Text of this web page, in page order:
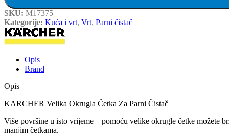
SKU: M17375
Kategorije: Kuća i vrt, Vrt, Parni čistač
Opis
Brand
Opis
KARCHER Velika Okrugla Četka Za Parni Čistač
Više površine u isto vrijeme – pomoću velike okrugle četke možete
manjim četkama.